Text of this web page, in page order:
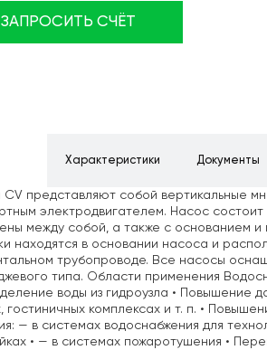
ЗАПРОСИТЬ СЧЁТ
Характеристики Документы
CV представляют собой вертикальные
электродвигателем. Насос
между собой, а также с основанием
находятся в основании насоса и
трубопроводе. Все насосы
типа. Области применения
воды из гидроузла • Повышение
гостиничных комплексах и т. п. •
— в системах водоснабжения для
• — в системах пожаротушения •